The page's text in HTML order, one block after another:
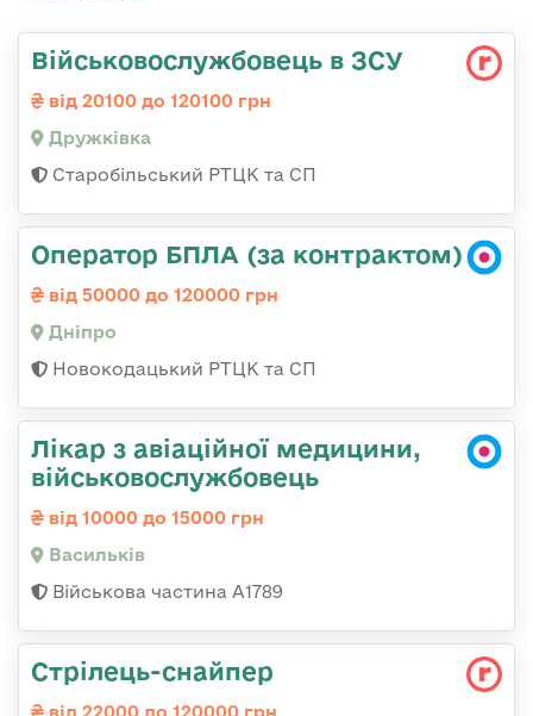
Військовослужбовець в ЗСУ
від 20100 до 120100 грн
Дружківка
Старобільський РТЦК та СП
Оператор БПЛА (за контрактом)
від 50000 до 120000 грн
Дніпро
Новокодацький РТЦК та СП
Лікар з авіаційної медицини,
військовослужбовець
від 10000 до 15000 грн
Васильків
Військова частина А1789
Стрілець-снайпер
від 22000 до 120000 грн